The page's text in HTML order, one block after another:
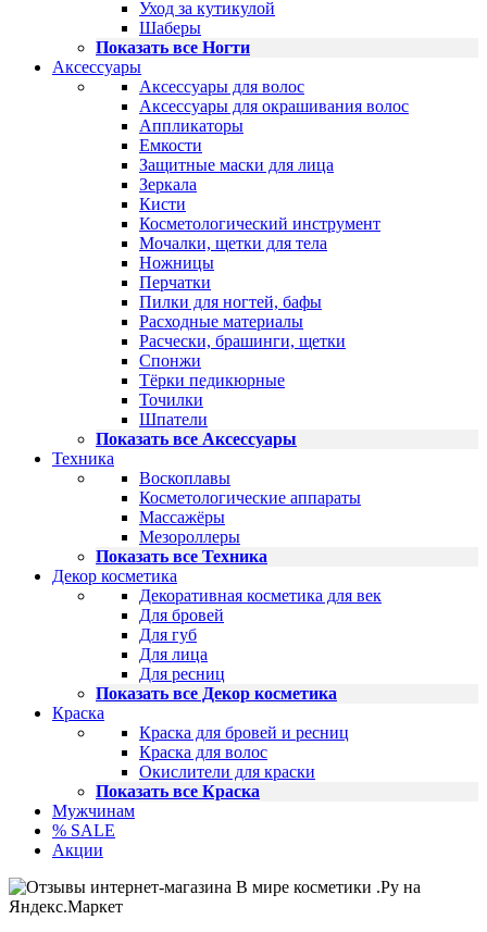
Уход за кутикулой
Шаберы
Показать все Ногти
Аксессуары
Аксессуары для волос
Аксессуары для окрашивания волос
Аппликаторы
Емкости
Защитные маски для лица
Зеркала
Кисти
Косметологический инструмент
Мочалки, щетки для тела
Ножницы
Перчатки
Пилки для ногтей, бафы
Расходные материалы
Расчески, брашинги, щетки
Спонжи
Тёрки педикюрные
Точилки
Шпатели
Показать все Аксессуары
Техника
Воскоплавы
Косметологические аппараты
Массажёры
Мезороллеры
Показать все Техника
Декор косметика
Декоративная косметика для век
Для бровей
Для губ
Для лица
Для ресниц
Показать все Декор косметика
Краска
Краска для бровей и ресниц
Краска для волос
Окислители для краски
Показать все Краска
Мужчинам
% SALE
Акции